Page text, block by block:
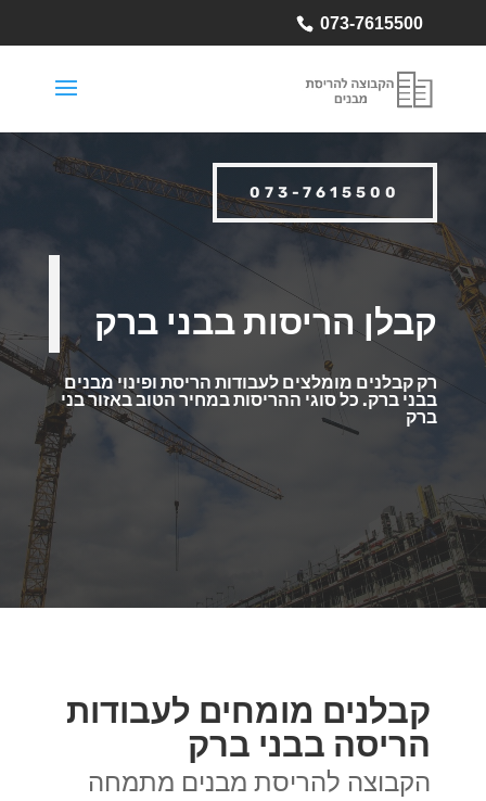
073-7615500
073-7615500
קבלן הריסות בבני ברק
רק קבלנים מומלצים לעבודות הריסת ופינוי מבנים
בבני ברק. כל סוגי ההריסות במחיר הטוב באזור בני
ברק
קבלנים מומחים לעבודות
הריסה בבני ברק
הקבוצה להריסת מבנים מתמחה